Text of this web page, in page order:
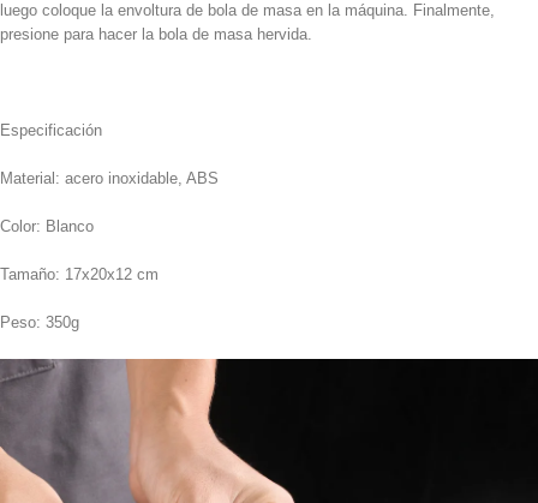
luego coloque la envoltura de bola de masa en la máquina. Finalmente,
presione para hacer la bola de masa hervida.
Especificación
Material: acero inoxidable, ABS
Color: Blanco
Tamaño: 17x20x12 cm
Peso: 350g